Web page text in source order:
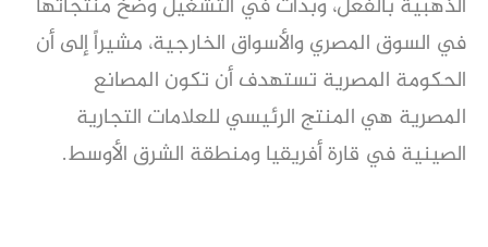
الذهبية بالفعل، وبدأت في التشغيل وضخ منتجاتها
في السوق المصري والأسواق الخارجية، مشيراً إلى أن
الحكومة المصرية تستهدف أن تكون المصانع
المصرية هي المنتج الرئيسي للعلامات التجارية
الصينية في قارة أفريقيا ومنطقة الشرق الأوسط.